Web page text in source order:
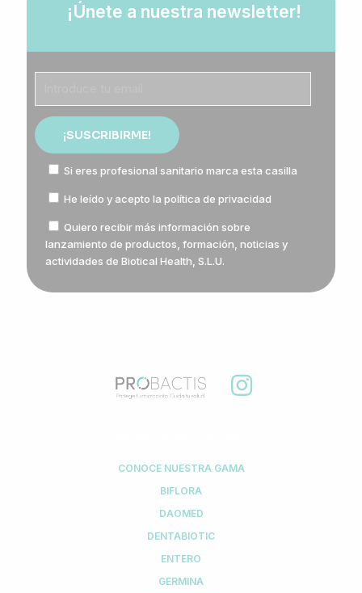
¡Únete a nuestra newsletter!
Si eres profesional sanitario marca esta casilla
He leído y acepto la política de privacidad
Quiero recibir más información sobre
lanzamiento de productos, formación, noticias y
actividades de Biotical Health, S.L.U.
CONOCE NUESTRA GAMA
BIFLORA
DAOMED
DENTABIOTIC
ENTERO
GERMINA